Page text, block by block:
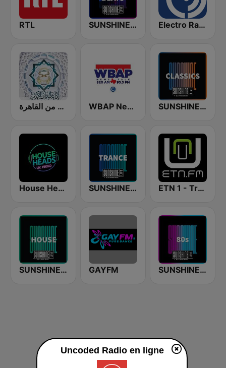
RTL SUNSHINE LIVE - Melodic Beats Electro Radio
إذاعة القرآن الكريم من القاهرة WBAP News / Talk 820 AM and 96.7 FM SUNSHINE LIVE - Classics
House Heads UK SUNSHINE LIVE - Trance ETN 1 - Trance
SUNSHINE LIVE - House GAYFM SUNSHINE LIVE - 80s
Uncoded Radio en ligne